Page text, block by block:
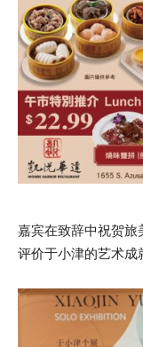
嘉宾在致辞中祝贺
评价于小津的艺术成